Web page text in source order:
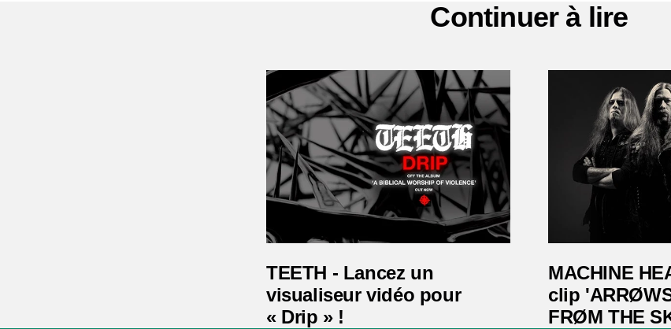
Continuer à lire
TEETH - Lancez un
visualiseur vidéo pour
« Drip » !
MACHINE
clip
FRØM THE